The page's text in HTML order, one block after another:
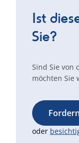
Ist
Sie?
Sind Sie von
möchten Sie
oder